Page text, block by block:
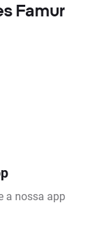
Famur
a nossa app